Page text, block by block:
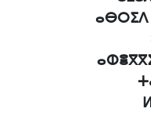
ⴰⴱⵔⵉⴷ